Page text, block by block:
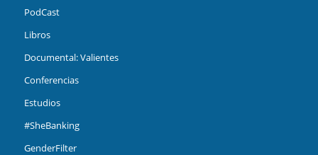
PodCast
Libros
Documental: Valientes
Conferencias
Estudios
#SheBanking
GenderFilter